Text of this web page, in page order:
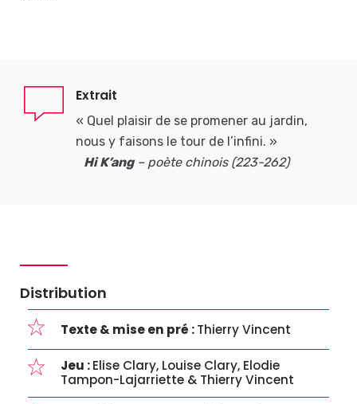
Extrait
« Quel plaisir de se promener au jardin,
nous y faisons le tour de l’infini. »
Hi K’ang– poète chinois (223-262)
Distribution
Texte & mise en pré :Thierry Vincent
Jeu :Elise Clary, Louise Clary, Elodie
Tampon-Lajarriette & Thierry Vincent